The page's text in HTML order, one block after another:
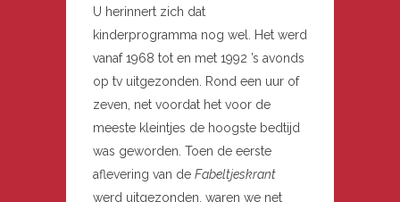
U herinnert zich dat
kinderprogramma nog wel. Het werd
vanaf 1968 tot en met 1992 ’s avonds
op tv uitgezonden. Rond een uur of
zeven, net voordat het voor de
meeste kleintjes de hoogste bedtijd
was geworden. Toen de eerste
aflevering van de Fabeltjeskrant
werd uitgezonden, waren we net